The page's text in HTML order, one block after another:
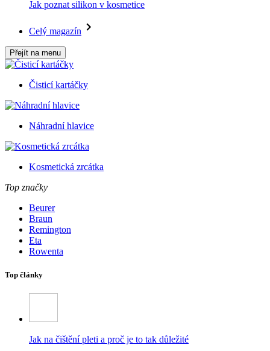
Jak poznat silikon v kosmetice
Celý magazín
Přejít na menu
Čisticí kartáčky
Náhradní hlavice
Kosmetická zrcátka
Top značky
Beurer
Braun
Remington
Eta
Rowenta
Top články
Jak na čištění pleti a proč je to tak důležité